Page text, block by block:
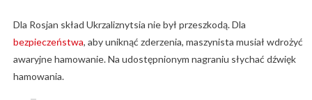
Dla Rosjan skład Ukrzaliznytsia nie był przeszkodą. Dla
bezpieczeństwa, aby uniknąć zderzenia, maszynista musiał wdrożyć
awaryjne hamowanie. Na udostępnionym nagraniu słychać dźwięk
hamowania.